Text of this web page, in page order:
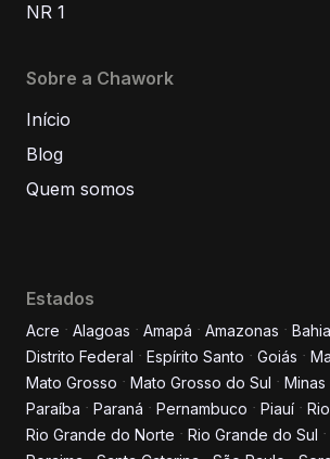
Informe seus dados
conversar conosco!
NR 1
Sobre a Chawork
Início
Blog
Quem somos
Estados
Acre Alagoas Amapá Amazonas Bahia
Distrito Federal
Espírito Santo Goiás
Mato Grosso
Mato Grosso do Sul Minas
Paraíba
Paraná Pernambuco Piauí
Rio Grande do Norte
Rio Grande do Sul